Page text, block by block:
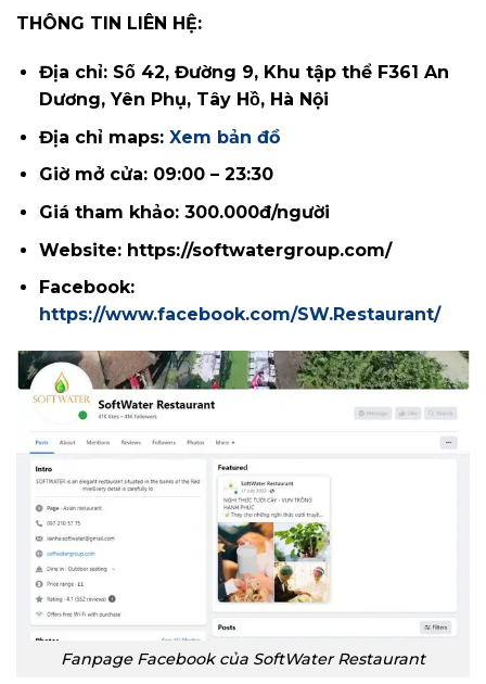
THÔNG TIN LIÊN HỆ:
Địa chỉ: Số 42, Đường 9, Khu tập thể F361 An
Dương, Yên Phụ, Tây Hồ, Hà Nội
Địa chỉ maps: Xem bản đồ
Giờ mở cửa: 09:00 – 23:30
Giá tham khảo: 300.000đ/người
Website: https://softwatergroup.com/
Facebook:
https://www.facebook.com/SW.Restaurant/
Fanpage Facebook của SoftWater Restaurant